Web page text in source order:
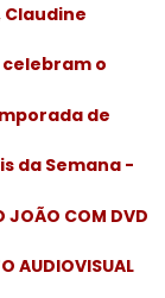
Claudine
celebram o
de
da Semana -
JOÃO COM DVD
AUDIOVISUAL